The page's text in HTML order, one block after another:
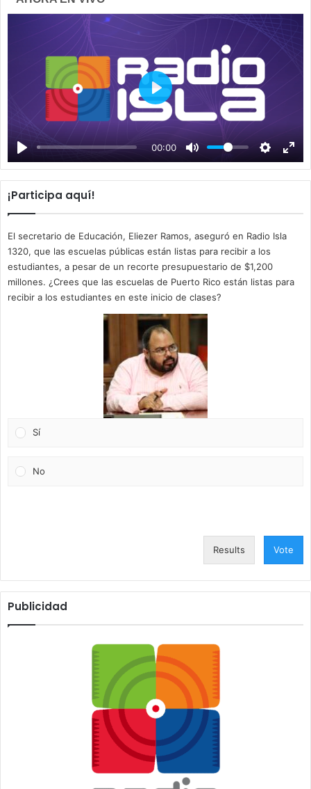
00:00
P
a
y
¡Participa aquí!
El secretario de Educación, Eliezer Ramos, aseguró en Radio Isla
1320, que las escuelas públicas están listas para recibir a los
estudiantes, a pesar de un recorte presupuestario de $1,200
millones. ¿Crees que las escuelas de Puerto Rico están listas para
recibir a los estudiantes en este inicio de clases?
Sí
No
Results Vote
Publicidad